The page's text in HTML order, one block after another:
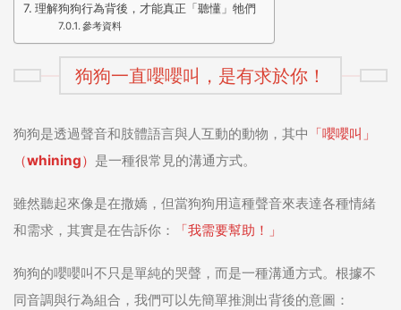
理解狗狗行為背後，才能真正「聽懂」牠們
參考資料
狗狗一直嚶嚶叫，是有求於你！
狗狗是透過聲音和肢體語言與人互動的動物，其中 「嚶嚶叫」
（whining） 是一種很常見的溝通方式。
雖然聽起來像是在撒嬌，但當狗狗用這種聲音來表達各種情緒
和需求，其實是在告訴你：
「我需要幫助！」
狗狗的嚶嚶叫不只是單純的哭聲，而是一種溝通方式。根據不
同音調與行為組合，我們可以先簡單推測出背後的意圖：